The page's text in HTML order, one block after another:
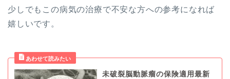
少しでもこの病気の治療で不安な方への参考になれば
嬉しいです。
未破裂脳動脈瘤の保険適用最新